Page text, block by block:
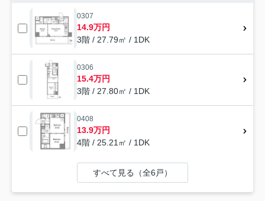
0307
14.9万円
3階 / 27.79㎡ / 1DK
0306
15.4万円
3階 / 27.80㎡ / 1DK
0408
13.9万円
4階 / 25.21㎡ / 1DK
すべて見る（全6戸）